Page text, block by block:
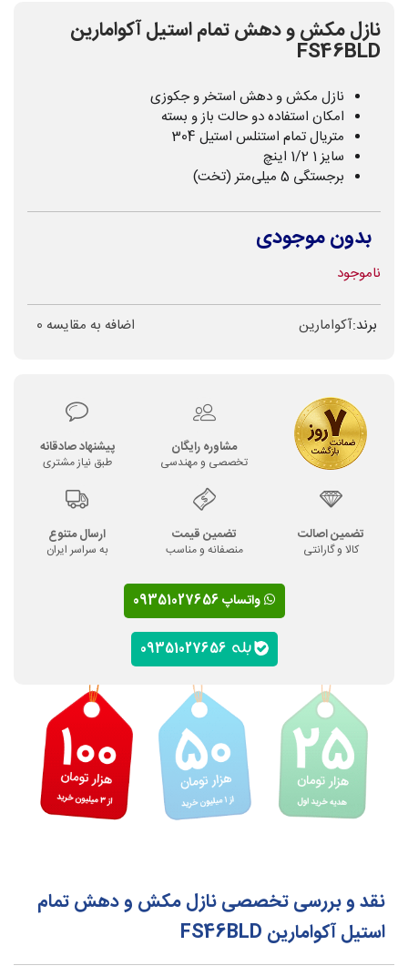
نازل مکش و دهش تمام استیل آکوامارین
FS46BLD
نازل مکش و دهش استخر و جکوزی
امکان استفاده دو حالت باز و بسته
متریال تمام استنلس استیل 304
سایز 1 1/2 اینچ
برجستگی 5 میلی‌متر (تخت)
بدون موجودی
ناموجود
برند:آکوامارین اضافه به مقایسه 0
مشاوره رایگان
تخصصی و مهندسی
پیشنهاد صادقانه
طبق نیاز مشتری
تضمین اصالت
کالا و گارانتی
تضمین قیمت
منصفانه و مناسب
ارسال متنوع
به سراسر ایران
واتساپ 09351027656
نقد و بررسی تخصصی نازل مکش و دهش تمام
استیل آکوامارین FS46BLD